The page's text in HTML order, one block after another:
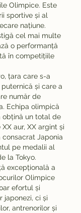
Olimpice. Este
sportive și al
națiune.
cel mai multe
o performanță
în competițiile
țara care s-a
și care a
număr de
Echipa olimpică
obțină un total de
aur, XX argint și
consacrat Japonia
pe medalii al
la Tokyo.
excepțională a
Olimpice
efortul și
japonezi, ci și
antrenorilor și